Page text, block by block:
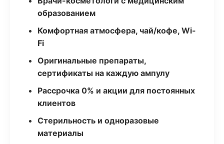
образованием
Комфортная атмосфера, чай/кофе, Wi-
Fi
Оригинальные препараты,
сертификаты на каждую ампулу
Рассрочка 0% и акции для постоянных
клиентов
Стерильность и одноразовые
материалы